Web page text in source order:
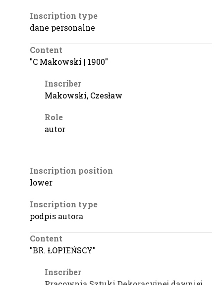
Inscription type
dane personalne
Content
"C Makowski | 1900"
Inscriber
Makowski, Czesław
Role
autor
Inscription position
lower
Inscription type
podpis autora
Content
"BR. ŁOPIEŃSCY"
Inscriber